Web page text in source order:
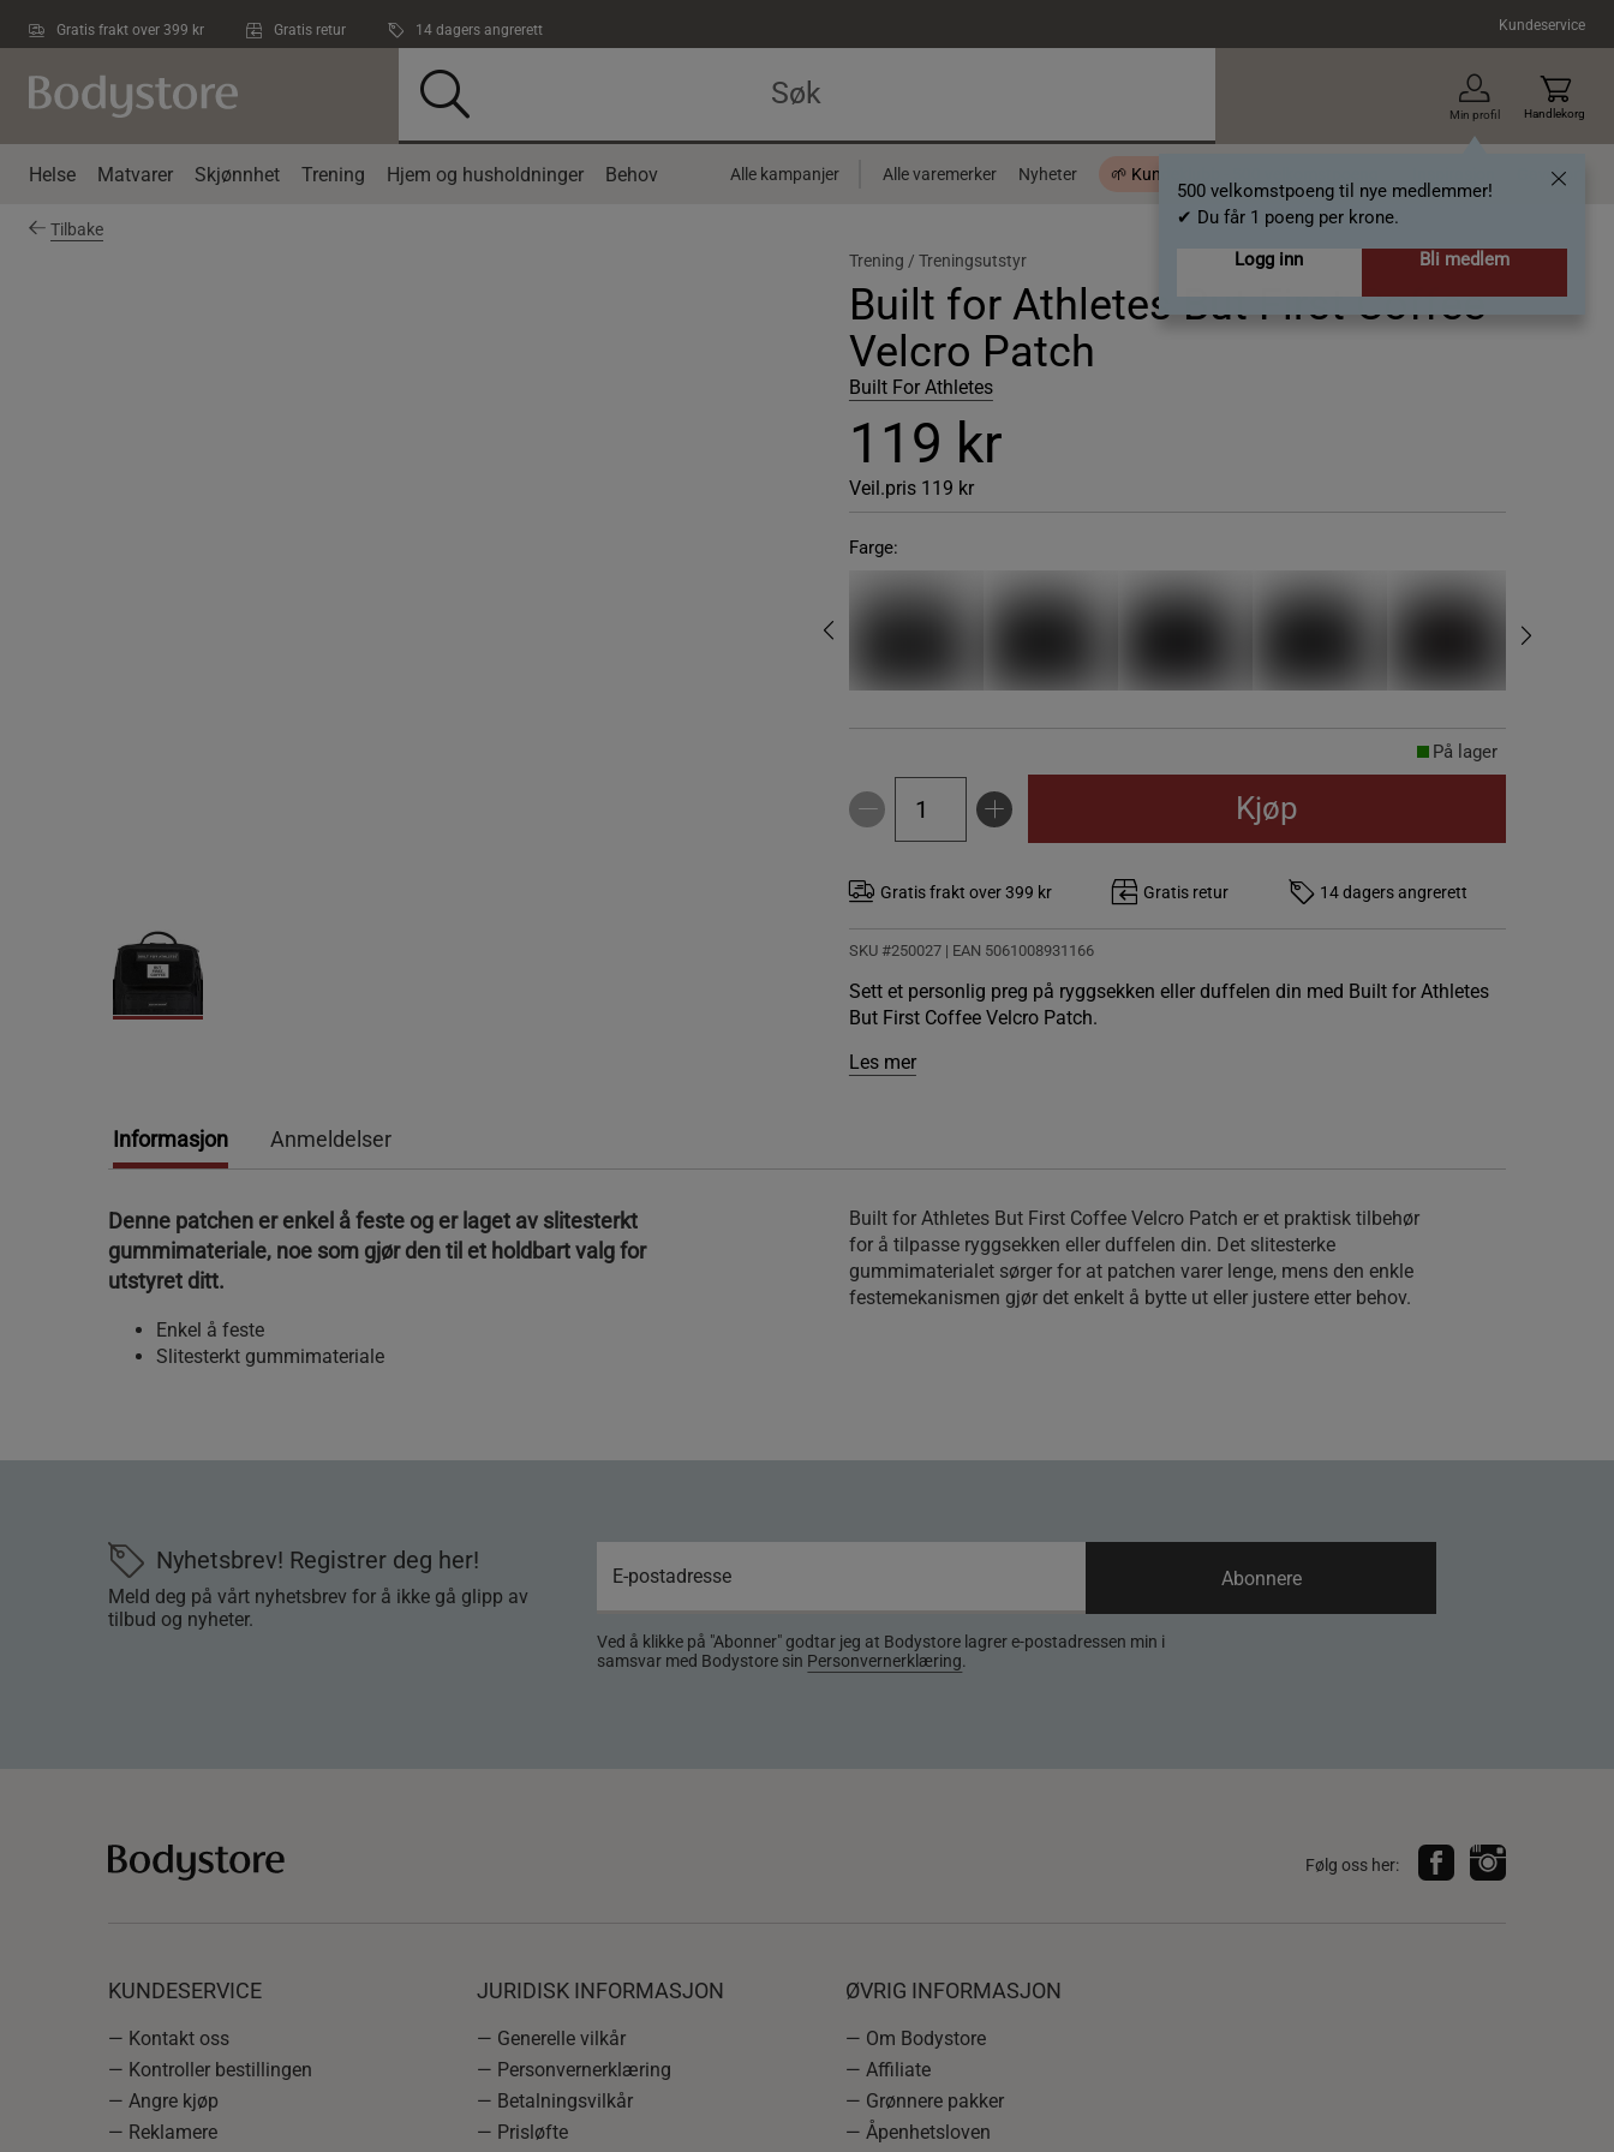
Gratis frakt over 399 kr Gratis retur 14 dagers angrerett Kundeservice
Min profil
500 velkomstpoeng til nye medlemmer!
✔ Du får 1 poeng per krone.
Logg inn
Bli medlem
Handlekorg
Helse Matvarer Skjønnhet Trening Hjem og husholdninger Behov Alle kampanjer Alle varemerker Nyheter 🌱 Kundeklubb - 500 velkomstpoeng Gavekort
Tilbake
Trening / Treningsutstyr
Built for Athletes But First Coffee
Velcro Patch
Built For Athletes
119 kr
Veil.pris 119 kr
Farge:
På lager
Kjøp
Gratis frakt over 399 kr Gratis retur 14 dagers angrerett
SKU #250027 | EAN 5061008931166
Sett et personlig preg på ryggsekken eller duffelen din med Built for Athletes
But First Coffee Velcro Patch.
Les mer
Informasjon Anmeldelser
Denne patchen er enkel å feste og er laget av slitesterkt
gummimateriale, noe som gjør den til et holdbart valg for
utstyret ditt.
Enkel å feste
Slitesterkt gummimateriale
Built for Athletes But First Coffee Velcro Patch er et praktisk tilbehør
for å tilpasse ryggsekken eller duffelen din. Det slitesterke
gummimaterialet sørger for at patchen varer lenge, mens den enkle
festemekanismen gjør det enkelt å bytte ut eller justere etter behov.
Nyhetsbrev! Registrer deg her!
Meld deg på vårt nyhetsbrev for å ikke gå glipp av
tilbud og nyheter.
Ved å klikke på "Abonner" godtar jeg at Bodystore lagrer e-postadressen min i
samsvar med Bodystore sin Personvernerklæring.
Abonnere
Følg oss her:
KUNDESERVICE
— Kontakt oss
— Kontroller bestillingen
— Angre kjøp
— Reklamere
JURIDISK INFORMASJON
— Generelle vilkår
— Personvernerklæring
— Betalningsvilkår
— Prisløfte
ØVRIG INFORMASJON
— Om Bodystore
— Affiliate
— Grønnere pakker
— Åpenhetsloven